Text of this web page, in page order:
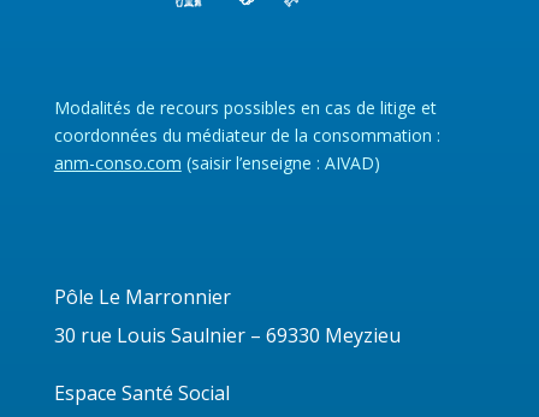
Modalités de recours possibles en cas de litige et
coordonnées du médiateur de la consommation :
anm-conso.com (saisir l’enseigne : AIVAD)
Pôle Le Marronnier
30 rue Louis Saulnier – 69330 Meyzieu
Espace Santé Social